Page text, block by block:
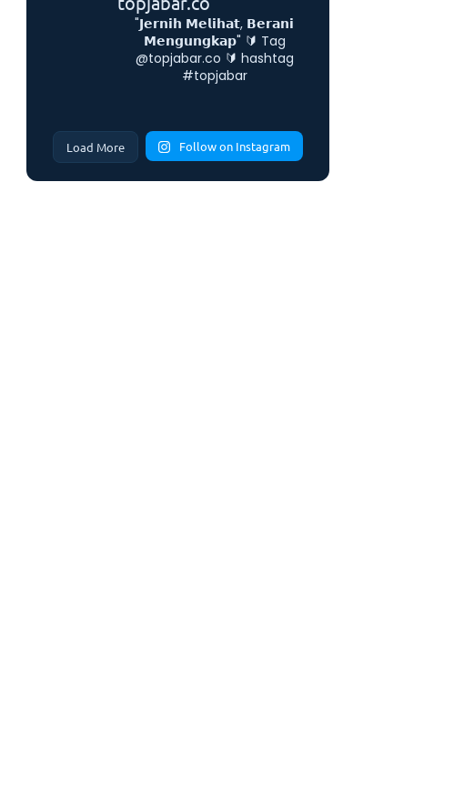
"𝗝𝗲𝗿𝗻𝗶𝗵 𝗠𝗲𝗹𝗶𝗵𝗮𝘁, 𝗕𝗲𝗿𝗮𝗻𝗶
𝗠𝗲𝗻𝗴𝘂𝗻𝗴𝗸𝗮𝗽" 🔰 Tag
@topjabar.co 🔰 hashtag
#topjabar
Load More Follow on Instagram